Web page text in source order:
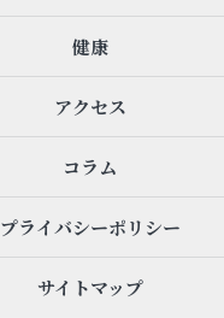
健康
アクセス
コラム
プライバシーポリシー
サイトマップ